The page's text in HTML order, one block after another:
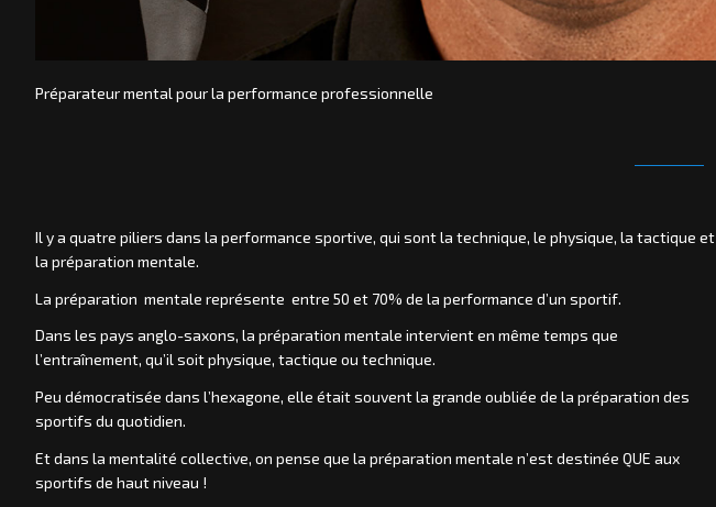
Préparateur mental pour la performance professionnelle
Il y a quatre piliers dans la performance sportive, qui sont la technique, le physique, la tactique et
la préparation mentale.
La préparation mentale représente entre 50 et 70% de la performance d’un sportif.
Dans les pays anglo-saxons, la préparation mentale intervient en même temps que
l’entraînement, qu’il soit physique, tactique ou technique.
Peu démocratisée dans l’hexagone, elle était souvent la grande oubliée de la préparation des
sportifs du quotidien.
Et dans la mentalité collective, on pense que la préparation mentale n’est destinée QUE aux
sportifs de haut niveau !